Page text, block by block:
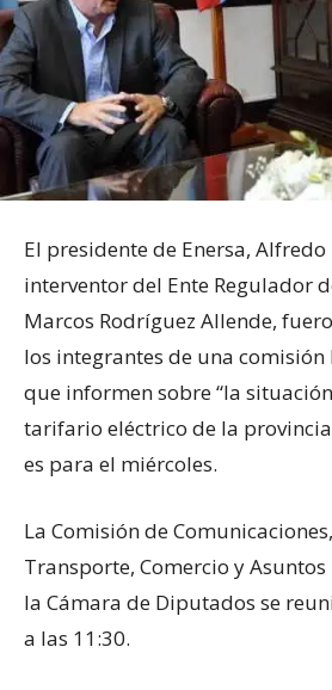
El presidente de Enersa,
interventor del Ente Regulador
Marcos Rodríguez Allende,
los integrantes de una
que informen sobre “la
tarifario eléctrico de la provincia
es para el miércoles.
La Comisión de
Transporte, Comercio y
la Cámara de Diputados se
a las 11:30.